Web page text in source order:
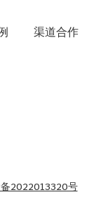
渠道合作
备2022013320号